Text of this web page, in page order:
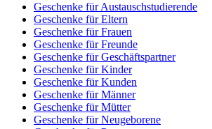
Geschenke für Austauschstudierende
Geschenke für Eltern
Geschenke für Frauen
Geschenke für Freunde
Geschenke für Geschäftspartner
Geschenke für Kinder
Geschenke für Kunden
Geschenke für Männer
Geschenke für Mütter
Geschenke für Neugeborene